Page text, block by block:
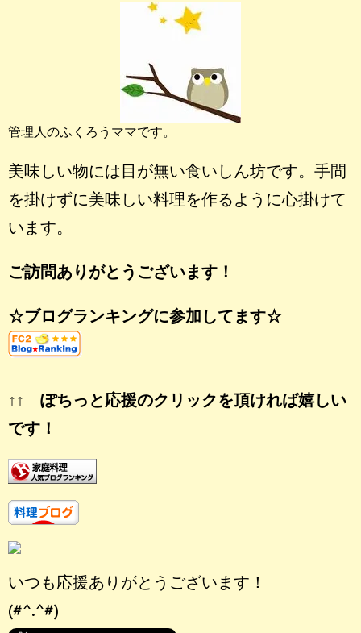
管理人のふくろうママです。
美味しい物には目が無い食いしん坊です。手間
を掛けずに美味しい料理を作るように心掛けて
います。
ご訪問ありがとうございます！
☆ブログランキングに参加してます☆
↑↑ ぽちっと応援のクリックを頂ければ嬉しい
です！
いつも応援ありがとうございます！
(#^.^#)